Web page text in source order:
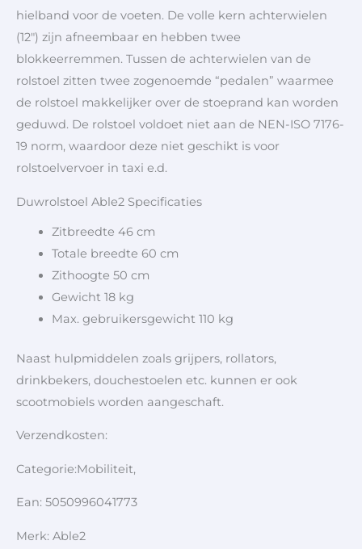
hielband voor de voeten. De volle kern achterwielen
(12″) zijn afneembaar en hebben twee
blokkeerremmen. Tussen de achterwielen van de
rolstoel zitten twee zogenoemde “pedalen” waarmee
de rolstoel makkelijker over de stoeprand kan worden
geduwd. De rolstoel voldoet niet aan de NEN-ISO 7176-
19 norm, waardoor deze niet geschikt is voor
rolstoelvervoer in taxi e.d.
Duwrolstoel Able2 Specificaties
Zitbreedte 46 cm
Totale breedte 60 cm
Zithoogte 50 cm
Gewicht 18 kg
Max. gebruikersgewicht 110 kg
Naast hulpmiddelen zoals grijpers, rollators,
drinkbekers, douchestoelen etc. kunnen er ook
scootmobiels worden aangeschaft.
Verzendkosten:
Categorie:Mobiliteit,
Ean: 5050996041773
Merk: Able2